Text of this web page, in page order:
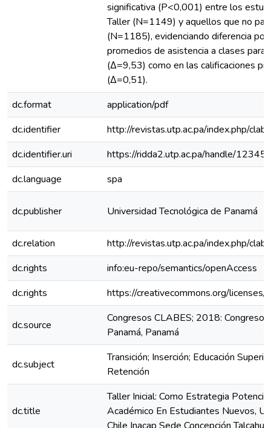
significativa (P<0,001) entre los
Taller (N=1149) y aquellos que no
(N=1185), evidenciando diferencia
promedios de asistencia a clases para
(Δ=9,53) como en las calificaciones
(Δ=0,51).
dc.format
application/pdf
dc.identifier
http://revistas.utp.ac.pa/index.php/
dc.identifier.uri
https://ridda2.utp.ac.pa/handle/
dc.language
spa
dc.publisher Universidad Tecnológica de Panamá
dc.relation
http://revistas.utp.ac.pa/index.php/
dc.rights
info:eu-repo/semantics/openAccess
dc.rights
https://creativecommons.org/
dc.source
Congresos CLABES; 2018: Congreso
Panamá, Panamá
dc.subject
Transición; Inserción; Educación
Retención
dc.title
Taller Inicial: Como Estrategia
Académico En Estudiantes Nuevos,